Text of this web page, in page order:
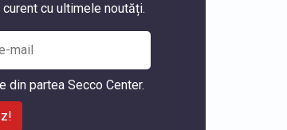
cu ultimele noutăți.
din partea Secco Center.